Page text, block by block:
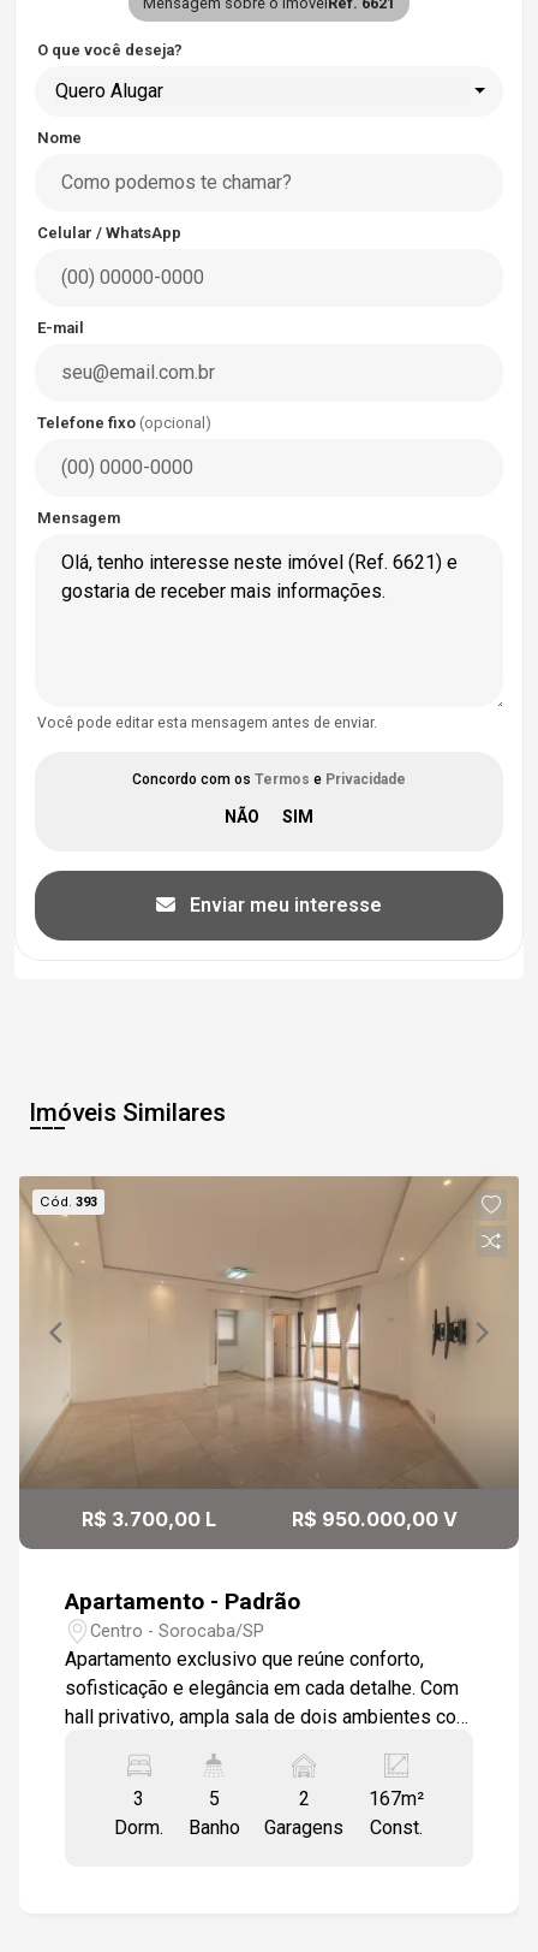
O que você deseja?
Quero Alugar
Nome
Celular / WhatsApp
E-mail
Telefone fixo (opcional)
Mensagem
Você pode editar esta mensagem antes de enviar.
Concordo com os Termos e Privacidade
Enviar meu interesse
Imóveis Similares
Cód.393
R$ 3.700,00 L R$ 950.000,00 V
Apartamento - Padrão
Centro - Sorocaba/SP
Apartamento exclusivo que reúne conforto,
sofisticação e elegância em cada detalhe. Com
hall privativo, ampla sala de dois ambientes com
lustres sofisticados, cortinas e varanda, o
imóvel proporciona ambientes amplos e
aconchegantes. Conta ainda com ar-
3
Dorm.
5
Banho
2
Garagens
167m²
Const.